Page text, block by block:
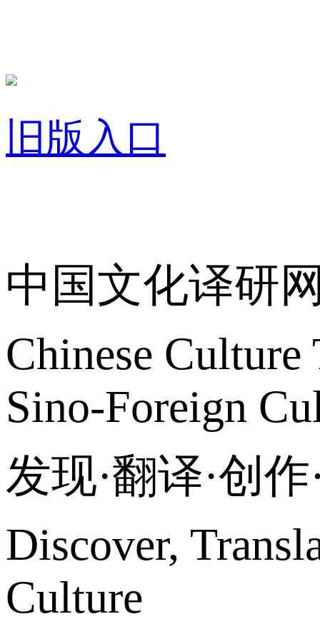
旧版入口
中国文化译研
Chinese
Sino-Foreign
发现·翻译·创
Discover,
Culture